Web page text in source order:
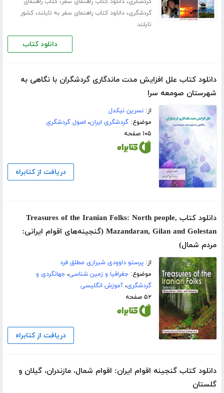
گردشگری،دانلود کتاب راهنمای سفر به تایلند،کشور
تایلند
دانلود کتاب
دانلود کتاب علل افزایش مدت ماندگاری گردشگران با نگاهی به
شهرستان صومعه سرا
از:نسرین نیکدل
موضوع:گردشگری ایران، اصول گردشگری
۱۰۵ صفحه
دریافت از کتابراه
دانلود کتاب Treasures of the Iranian Folks: North people,
Mazandaran, Gilan and Golestan (گنجینه‌های اقوام ایرانی:
مردم شمال)
از:پرستو داوودی شیرازی مطلق فرد
موضوع:جغرافیا و زمین شناسی،جهانگردی و
گردشگری،آموزش انگلیسی
۵۲ صفحه
دریافت از کتابراه
دانلود کتاب گنجینه اقوام ایران: اقوام شمال، مازندران، گیلان و
گلستان